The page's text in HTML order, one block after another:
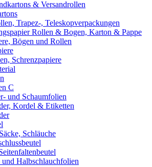
& Versandrollen
Trapez-, Teleskopverpackungen
Rollen & Bogen, Karton & Pappe
Bögen und Rollen
Schrenzpapiere
C
und Schaumfolien
Kordel & Etiketten
Schläuche
und Halbschlauchfolien